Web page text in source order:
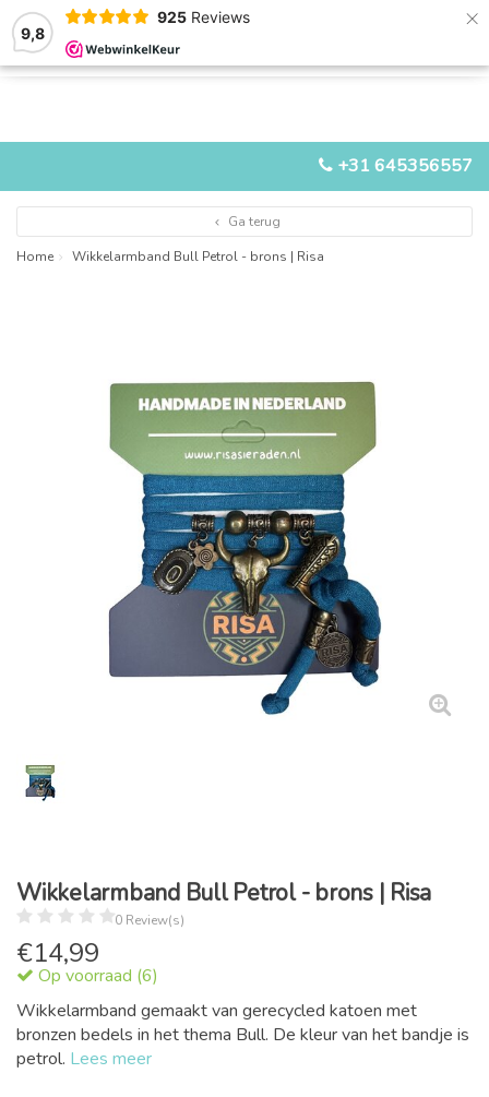
9,8
925 Reviews ×
+31 645356557
MENU
Ga terug
Home
Wikkelarmband Bull Petrol - brons | Risa
Wikkelarmband Bull Petrol - brons | Risa
0 Review(s)
€14,99
Op voorraad (6)
Wikkelarmband gemaakt van gerecycled katoen met
bronzen bedels in het thema Bull. De kleur van het bandje is
petrol. Lees meer